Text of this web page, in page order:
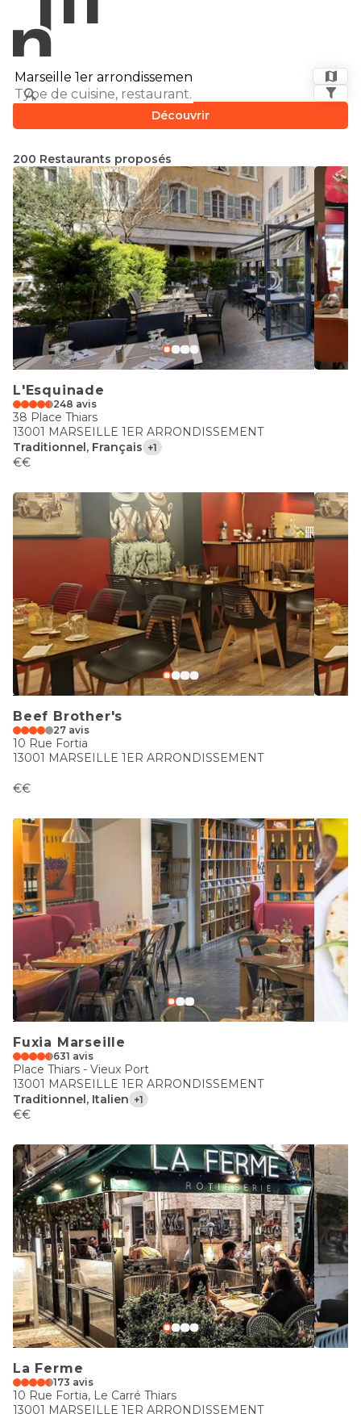
Découvrir
200 Restaurants proposés
L'Esquinade
248 avis
38 Place Thiars
13001 MARSEILLE 1ER ARRONDISSEMENT
Traditionnel, Français +1
€€
Beef Brother's
27 avis
10 Rue Fortia
13001 MARSEILLE 1ER ARRONDISSEMENT
€€
Fuxia Marseille
631 avis
Place Thiars - Vieux Port
13001 MARSEILLE 1ER ARRONDISSEMENT
Traditionnel, Italien +1
€€
La Ferme
173 avis
10 Rue Fortia, Le Carré Thiars
13001 MARSEILLE 1ER ARRONDISSEMENT